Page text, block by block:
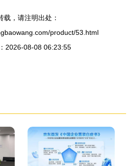
载，请注明出处：
product/53.html
2026-08-08 06:23:55